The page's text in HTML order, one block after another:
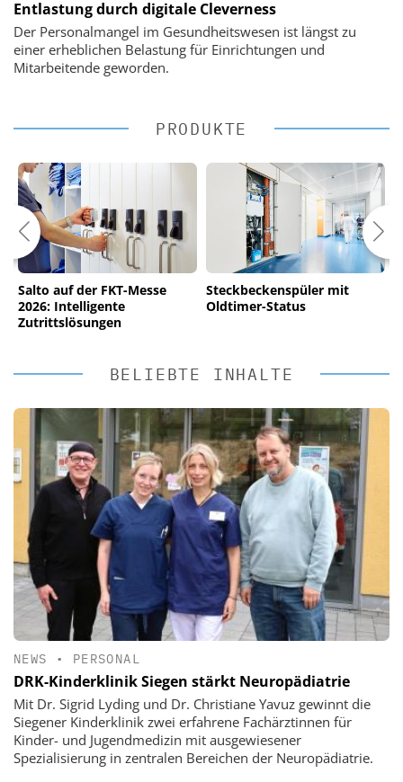
Entlastung durch digitale Cleverness
Der Personalmangel im Gesundheitswesen ist längst zu
einer erheblichen Belastung für Einrichtungen und
Mitarbeitende geworden.
PRODUKTE
Salto auf der FKT-Messe
2026: Intelligente
Zutrittslösungen
Steckbeckenspüler mit
Oldtimer-Status
BELIEBTE INHALTE
NEWS • PERSONAL
DRK-Kinderklinik Siegen stärkt Neuropädiatrie
Mit Dr. Sigrid Lyding und Dr. Christiane Yavuz gewinnt die
Siegener Kinderklinik zwei erfahrene Fachärztinnen für
Kinder- und Jugendmedizin mit ausgewiesener
Spezialisierung in zentralen Bereichen der Neuropädiatrie.